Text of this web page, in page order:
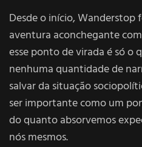
Desde o início, Wanderstop
aventura aconchegante
esse ponto de virada é só o
nenhuma quantidade de
salvar da situação
ser importante como um
do quanto absorvemos
nós mesmos.